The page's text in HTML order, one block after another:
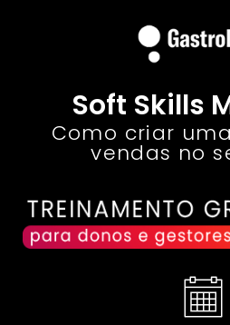
Soft Skills
Como criar
vendas no